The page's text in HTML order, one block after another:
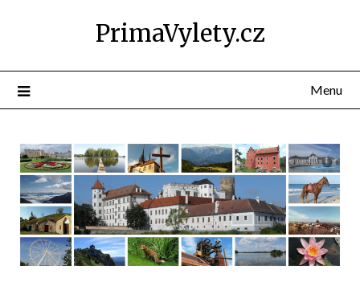
PrimaVylety.cz
Menu